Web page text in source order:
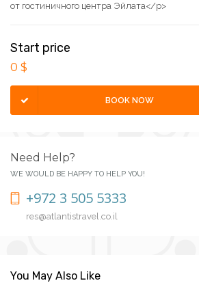
от гостиничного центра Эйлата</p>
Start price
0 $
BOOK NOW
Need Help?
WE WOULD BE HAPPY TO HELP YOU!
+972 3 505 5333
res@atlantistravel.co.il
You May Also Like